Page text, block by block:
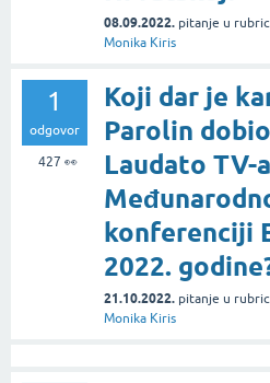
08.09.2022. pitanje u
Monika Kiris
1
odgovor
427 👀
Koji dar je
Parolin
Laudato TV-
konferenciji
2022.
21.10.2022. pitanje u
Monika Kiris